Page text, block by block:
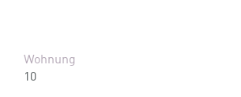
Wohnung
10